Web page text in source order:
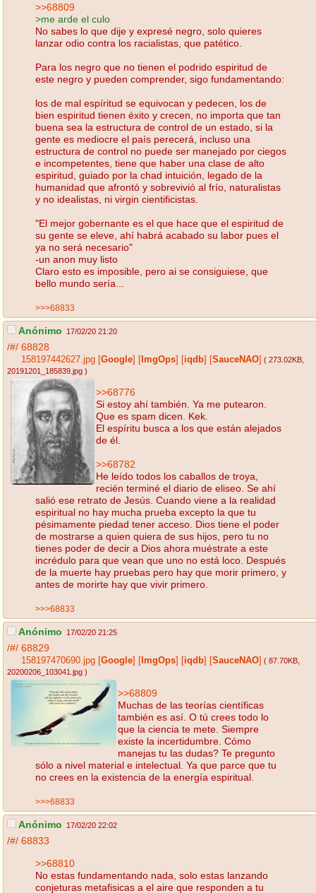
>>68809
>me arde el culo
No sabes lo que dije y expresé negro, solo quieres
lanzar odio contra los racialistas, que patético.
Para los negro que no tienen el podrido espiritud de
este negro y pueden comprender, sigo fundamentando:
los de mal espíritud se equivocan y pedecen, los de
bien espiritud tienen éxito y crecen, no importa que tan
buena sea la estructura de control de un estado, si la
gente es mediocre el país perecerá, incluso una
estructura de control no puede ser manejado por ciegos
e incompetentes, tiene que haber una clase de alto
espiritud, guiado por la chad intuición, legado de la
humanidad que afrontó y sobrevivió al frío, naturalistas
y no idealistas, ni virgin cientificistas.
"El mejor gobernante es el que hace que el espiritud de
su gente se eleve, ahí habrá acabado su labor pues el
ya no será necesario"
-un anon muy listo
Claro esto es imposible, pero ai se consiguiese, que
bello mundo sería...
>>>68833
Anónimo 17/02/20 21:20
/#/ 68828
158197442627.jpg Google ImgOps iqdb SauceNAO ( 273.02KB
20191201_185839.jpg )
>>68776
Si estoy ahí también. Ya me putearon.
Que es spam dicen. Kek.
El espíritu busca a los que están alejados
de él.
>>68782
He leído todos los caballos de troya,
recién terminé el diario de eliseo. Se ahí
salió ese retrato de Jesús. Cuando viene a la realidad
espiritual no hay mucha prueba excepto la que tu
pésimamente piedad tener acceso. Dios tiene el poder
de mostrarse a quien quiera de sus hijos, pero tu no
tienes poder de decir a Dios ahora muéstrate a este
incrédulo para que vean que uno no está loco. Después
de la muerte hay pruebas pero hay que morir primero, y
antes de morirte hay que vivir primero.
>>>68833
Anónimo 17/02/20 21:25
/#/ 68829
158197470690.jpg Google ImgOps iqdb SauceNAO ( 87.70KB
20200206_103041.jpg )
>>68809
Muchas de las teorías científicas
también es así. O tú crees todo lo
que la ciencia te mete. Siempre
existe la incertidumbre. Cómo
manejas tu las dudas? Te pregunto
sólo a nivel material e intelectual. Ya que parce que tu
no crees en la existencia de la energía espiritual.
>>>68833
Anónimo 17/02/20 22:02
/#/ 68833
>>68810
No estas fundamentando nada, solo estas lanzando
conjeturas metafisicas a el aire que responden a tu